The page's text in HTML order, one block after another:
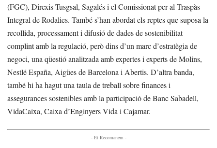
(FGC), Direxis-Tusgsal, Sagalés i el Comissionat per al Traspàs
Integral de Rodalies. També s’han abordat els reptes que suposa la
recollida, processament i difusió de dades de sostenibilitat
complint amb la regulació, però dins d’un marc d’estratègia de
negoci, una qüestió analitzada amb expertes i experts de Molins,
Nestlé España, Aigües de Barcelona i Abertis. D’altra banda,
també hi ha hagut una taula de treball sobre finances i
assegurances sostenibles amb la participació de Banc Sabadell,
VidaCaixa, Caixa d’Enginyers Vida i Cajamar.
- Et Recomanem -